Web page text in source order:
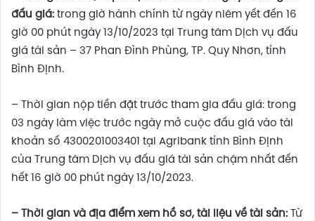
đấu giá: trong giờ hành chính từ ngày niêm yết đến 16
giờ 00 phút ngày 13/10/2023 tại Trung tâm Dịch vụ đấu
giá tài sản – 37 Phan Đình Phùng, TP. Quy Nhơn, tỉnh
Bình Định.
– Thời gian nộp tiền đặt trước tham gia đấu giá: trong
03 ngày làm việc trước ngày mở cuộc đấu giá vào tài
khoản số 4300201003401 tại Agribank tỉnh Bình Định
của Trung tâm Dịch vụ đấu giá tài sản chậm nhất đến
hết 16 giờ 00 phút ngày 13/10/2023.
– Thời gian và địa điểm xem hồ sơ, tài liệu về tài sản: Từ